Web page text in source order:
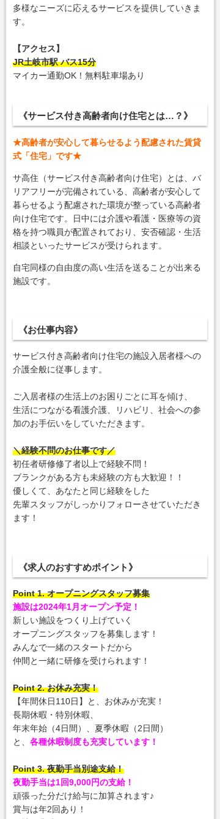
多様なニーズに応えるサービスを提供していきま
す。
【アクセス】
JR土岐市駅 バス15分
マイカー通勤OK！無料駐車場あり
《サービス付き高齢者向け住宅とは…？》
★高齢者が安心して暮らせるよう配慮された賃貸
式「住宅」です★
サ高住（サービス付き高齢者向け住宅）とは、バ
リアフリーが完備されている、高齢者が安心して
暮らせるよう配慮された環境が整っている高齢者
向け住宅です。日中には介護や看護・医療等の資
格を持つ職員が配置されており、安否確認・生活
相談といったサービスが受けられます。
自宅同様の自由度の高い生活を送ることが出来る
施設です。
《お仕事内容》
サービス付き高齢者向け住宅の施設入居者様への
介護全般に従事します。
ご入居者様の生活上のお困りごとに耳を傾け、
生活につながる看護介護、リハビリ、社会への参
加のお手伝いをしていただきます。
＼経験不問のお仕事です／
初任者研修修了者以上で経験不問！
ブランクがある方も未経験の方も大歓迎！！
優しくて、あなたと同じ経験をした
先輩スタッフがしっかりフォローさせていただき
ます！
《求人のおすすめポイント》
Point 1. オープニングスタッフ募集
施設は2024年1月オープン予定！
新しい施設をつくり上げていく
オープニングスタッフを募集します！
みんなで一緒のスタートだから
仲間と一緒に研修を受けられます！
Point 2. お休み充実！
【年間休日110日】と、お休みが充実！
長期休暇・特別休暇、
年末年始（4日間）、夏季休暇（2日間）
と、各種休暇制度も充実しています！
Point 3. 夜勤手当別途支給！
夜勤手当は1回9,000円の支給！
頑張った分だけ給与に加算されます♪
賞与は年2回あり！